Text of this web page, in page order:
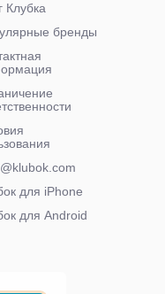
Клубка
бренды
для iPhone
для Android